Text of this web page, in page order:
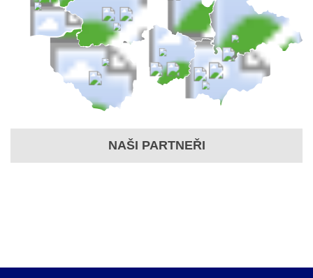
NAŠI PARTNEŘI